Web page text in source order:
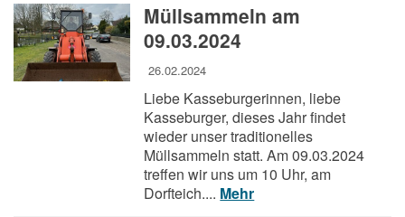
Müllsammeln am
09.03.2024
26.02.2024
Liebe Kasseburgerinnen, liebe
Kasseburger, dieses Jahr findet
wieder unser traditionelles
Müllsammeln statt. Am 09.03.2024
treffen wir uns um 10 Uhr, am
Dorfteich.... Mehr